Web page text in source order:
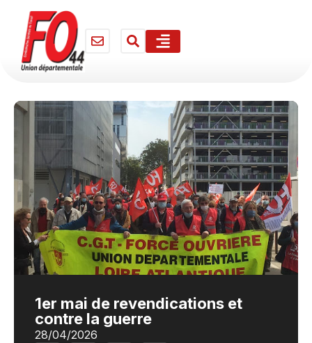
1er mai de revendications et
contre la guerre
28/04/2026